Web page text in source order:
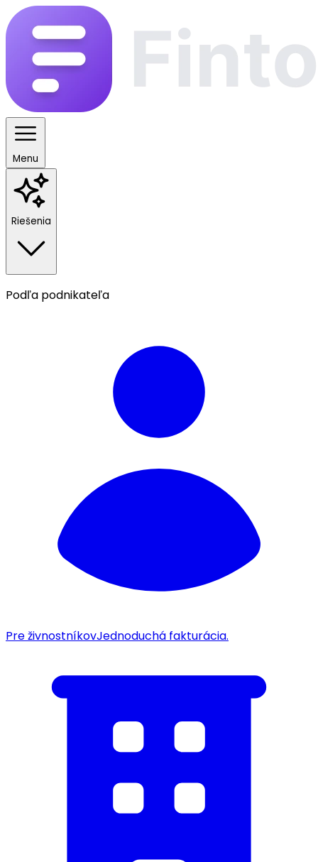
Menu
Riešenia
Podľa podnikateľa
Pre živnostníkovJednoduchá fakturácia.